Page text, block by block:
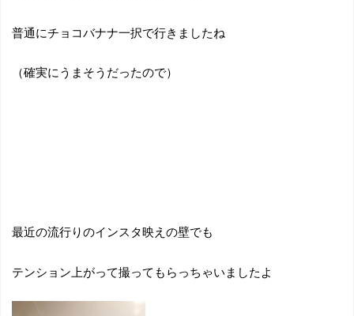
普通にチョコバナナ一択で行きましたね
（確実にうまそうだったので）
最近の流行りのインスタ映えの壁でも
テンション上がって撮ってもらっちゃいましたよ